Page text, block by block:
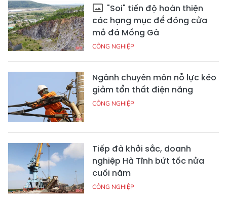
"Soi" tiến độ hoàn thiện
các hạng mục để đóng cửa
mỏ đá Mồng Gà
CÔNG NGHIỆP
Ngành chuyên môn nỗ lực kéo
giảm tổn thất điện năng
CÔNG NGHIỆP
Tiếp đà khởi sắc, doanh
nghiệp Hà Tĩnh bứt tốc nửa
cuối năm
CÔNG NGHIỆP